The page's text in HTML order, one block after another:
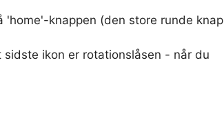
knappen (den store runde knap
ikon er rotationslåsen - når du